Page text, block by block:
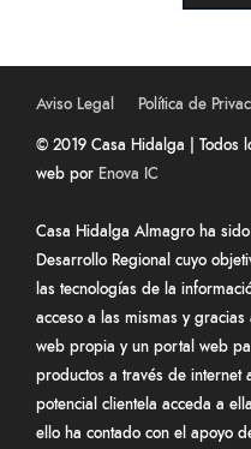
Aviso Legal Política de
© 2019 Casa Hidalga | Todos
web por Enova IC
Casa Hidalga Almagro ha
Desarrollo Regional cuyo
las tecnologías de la
acceso a las mismas y
web propia y un portal web
productos a través de
potencial clientela acceda a
ello ha contado con el apoyo